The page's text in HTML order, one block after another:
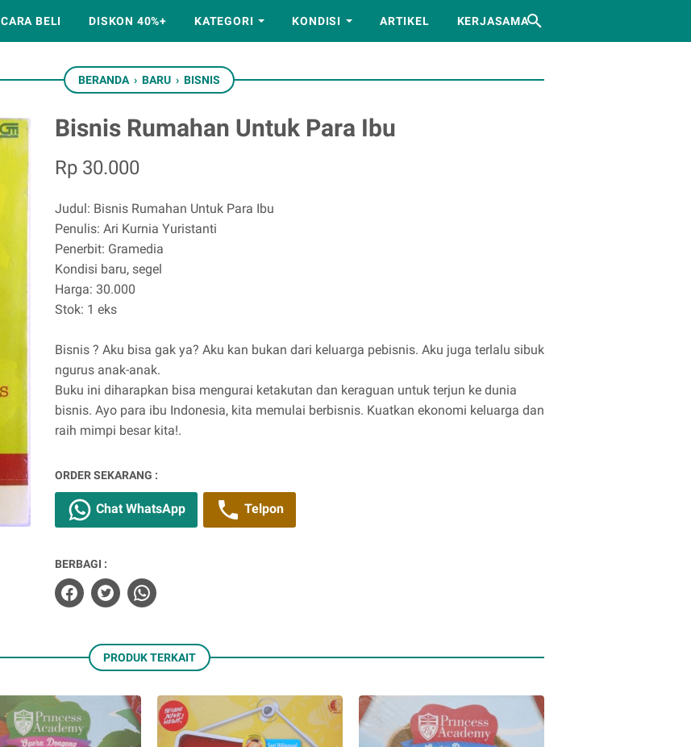
CARA BELI DISKON 40%+ KATEGORI KONDISI ARTIKEL KERJASAMA
BERANDA › BARU › BISNIS
Bisnis Rumahan Untuk Para Ibu
Rp 30.000
Judul: Bisnis Rumahan Untuk Para Ibu
Penulis: Ari Kurnia Yuristanti
Penerbit: Gramedia
Kondisi baru, segel
Harga: 30.000
Stok: 1 eks
Bisnis ? Aku bisa gak ya? Aku kan bukan dari keluarga pebisnis. Aku juga terlalu sibuk
ngurus anak-anak.
Buku ini diharapkan bisa mengurai ketakutan dan keraguan untuk terjun ke dunia
bisnis. Ayo para ibu Indonesia, kita memulai berbisnis. Kuatkan ekonomi keluarga dan
raih mimpi besar kita!.
ORDER SEKARANG :
Chat WhatsApp Telpon
BERBAGI :
PRODUK TERKAIT